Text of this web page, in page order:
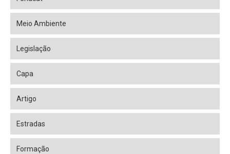
Meio Ambiente
Legislação
Capa
Artigo
Estradas
Formação